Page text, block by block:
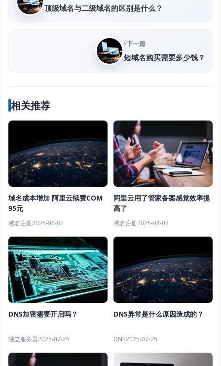
顶级域名与二级域名的区别是什么？
下一篇
短域名购买需要多少钱？
相关推荐
域名成本增加 阿里云续费COM
95元
域名注册2025-06-02
阿里云用了管家备案感觉效率提
高了
域名注册2025-04-03
DNS加密需要开启吗？
独立服务器2025-07-25
DNS异常是什么原因造成的？
DNS2025-07-25